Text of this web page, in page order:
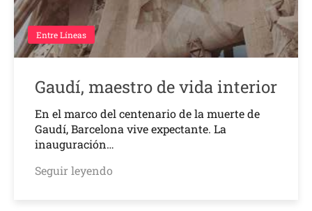
Entre Líneas
Gaudí, maestro de vida interior
En el marco del centenario de la muerte de
Gaudí, Barcelona vive expectante. La
inauguración…
Seguir leyendo